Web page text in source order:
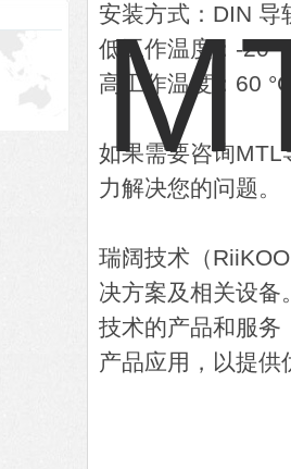
安装方式：DIN 导
低工作温度：-20
高工作温度：60
如果需要咨询MTL
力解决您的问题。
瑞阔技术（
决方案及相关设备
技术的产品和服务
产品应用，以提供